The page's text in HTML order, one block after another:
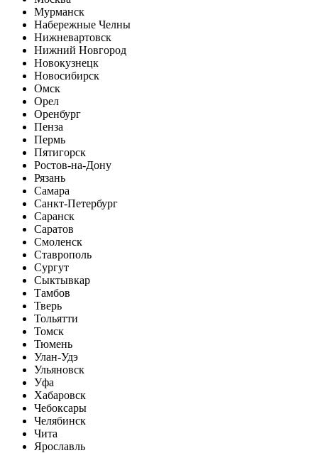
Мурманск
Набережные Челны
Нижневартовск
Нижний Новгород
Новокузнецк
Новосибирск
Омск
Орел
Оренбург
Пенза
Пермь
Пятигорск
Ростов-на-Дону
Рязань
Самара
Санкт-Петербург
Саранск
Саратов
Смоленск
Ставрополь
Сургут
Сыктывкар
Тамбов
Тверь
Тольятти
Томск
Тюмень
Улан-Удэ
Ульяновск
Уфа
Хабаровск
Чебоксары
Челябинск
Чита
Ярославль